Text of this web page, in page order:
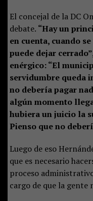
El concejal de la DC
debate. “Hay un
en cuenta, cuando
puede dejar
enérgico: “El
servidumbre queda
no debería pagar
algún momento
hubiera un juicio la
Pienso que no
Luego de eso
que es necesario
proceso
cargo de que la gente